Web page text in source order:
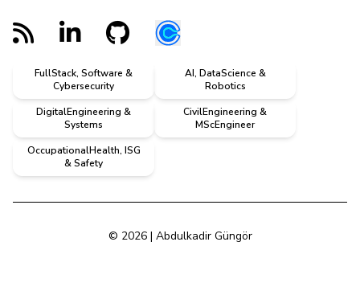
FullStack, Software &
Cybersecurity
AI, DataScience &
Robotics
DigitalEngineering &
Systems
CivilEngineering &
MScEngineer
OccupationalHealth, ISG
& Safety
© 2026 | Abdulkadir Güngör